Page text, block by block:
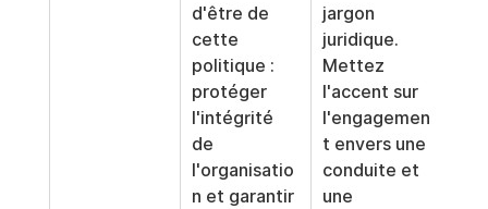
d'être de
cette
politique :
protéger
l'intégrité
de
l'organisatio
n et garantir
jargon
juridique.
Mettez
l'accent sur
l'engagemen
t envers une
conduite et
une